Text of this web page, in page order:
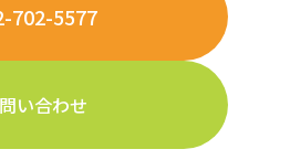
702-5577
い合わせ